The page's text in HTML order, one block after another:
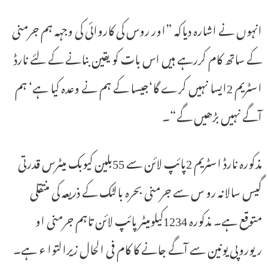
انہوں نے اشارہ دیاکہ ”اور روس کی کاروائی کی وجہہ ہم جرمنی
کے ساتھ کام کررہے ہیں اس بات کو یقین بنانے کے لئے نارڈ
اسٹریم 2ایسا نہیں کرے گا‘جیسا کے ہم نے وعدہ کیا ہے‘ ہم
آگے نہیں بڑھیں گے“۔
مذکورہ نارڈ اسٹریم 2پائپ لائن سے 55بلین کیوبک میٹرس قدرتی
گیس سالانہ رو س سے جرمنی بحرہ بالٹک کے ذریعہ کی منتقلی
متوقع ہے۔ مذکورہ 1234کیلومیٹر پائپ لائن تاہم جرمنی او
ریوروپی یونین سے آگے جانے کا کام فی الحال زیرالتوا ء ہے۔